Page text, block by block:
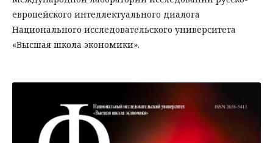
европейского интеллектуального диалога
Национального исследовательского университета
«Высшая школа экономики».